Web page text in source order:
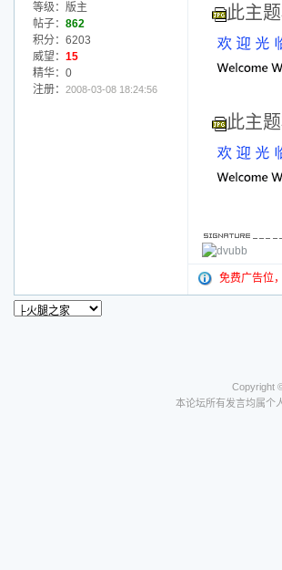
等级：版主
帖子： 862
积分：6203
威望： 15
精华：0
注册： 2008-03-08 18:24:56
此主
此主
免费广告位
Copyright
本论坛所有发言均属个